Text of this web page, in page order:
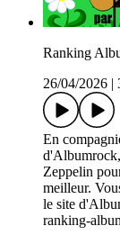
Ranking
26/04/2026
En
Zeppelin
meilleur.
le site
ranking-